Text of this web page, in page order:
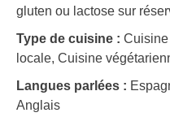
gluten ou lactose sur
Type de cuisine :
locale, Cuisine
Langues parlées :
Anglais